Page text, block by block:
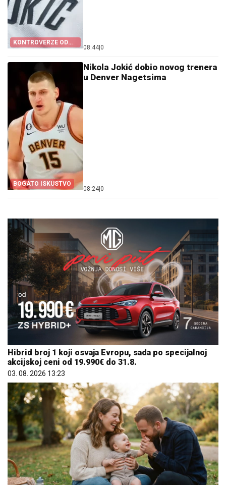
KONTROVERZE OD
POČETKA
08:44 0
BOGATO ISKUSTVO
Nikola Jokić dobio novog trenera
u Denver Nagetsima
08:24 0
Hibrid broj 1 koji osvaja Evropu, sada po specijalnoj
akcijskoj ceni od 19.990€ do 31.8.
03. 08. 2026 13:23